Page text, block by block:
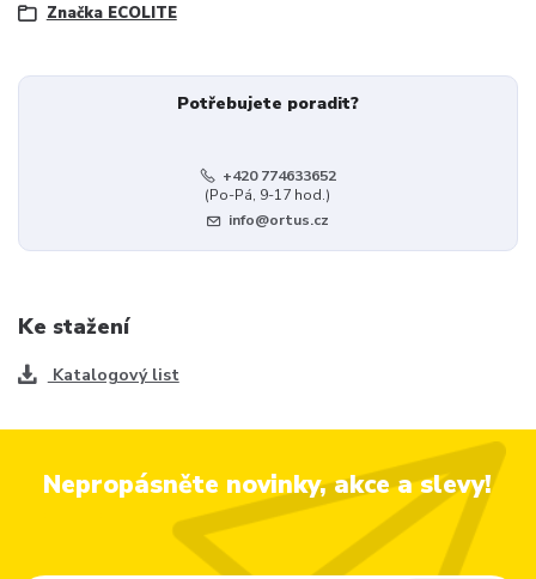
Značka ECOLITE
Potřebujete poradit?
+420 774633652
(Po-Pá, 9-17 hod.)
info@ortus.cz
Ke stažení
Katalogový list
Nepropásněte novinky, akce a slevy!